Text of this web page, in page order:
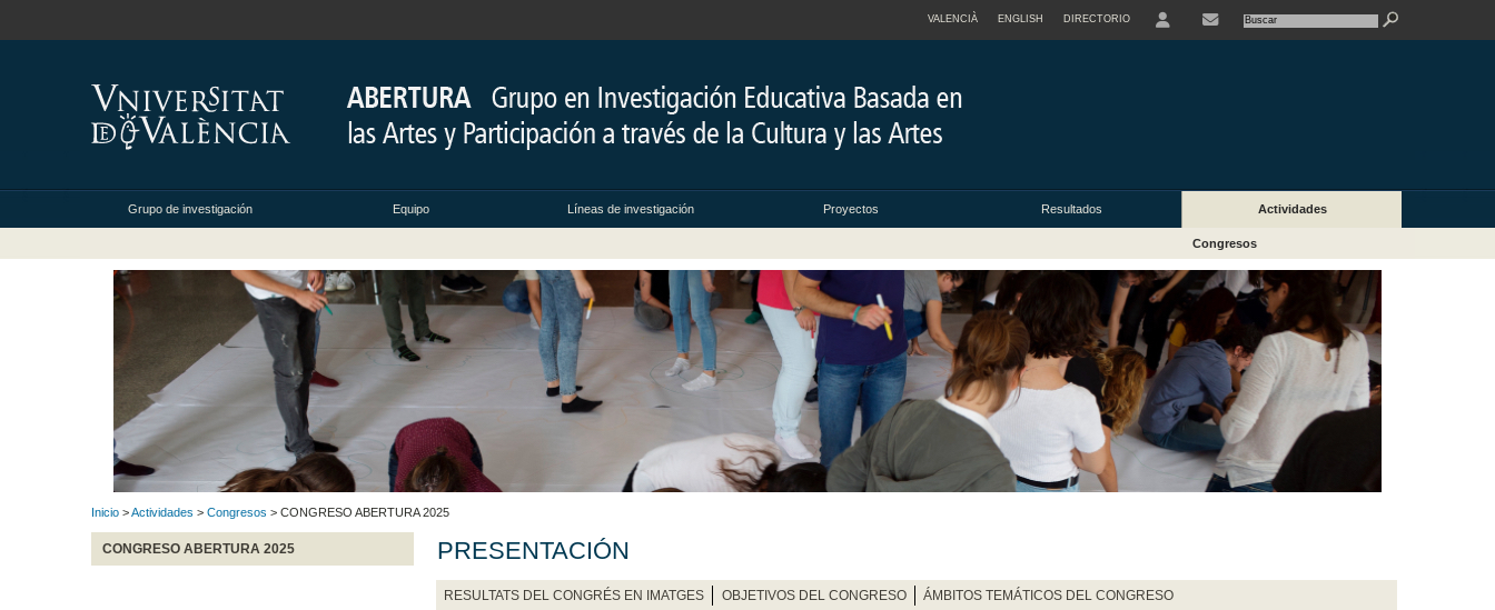
VALENCIÀ ENGLISH DIRECTORIO
Grupo de investigación Equipo Líneas de investigación Proyectos Resultados Actividades
Congresos
Inicio >Actividades > Congresos > CONGRESO ABERTURA 2025
CONGRESO ABERTURA 2025 PRESENTACIÓN
RESULTATS DEL CONGRÉS EN IMATGES OBJETIVOS DEL CONGRESO
ÁMBITOS TEMÁTICOS DEL CONGRESO